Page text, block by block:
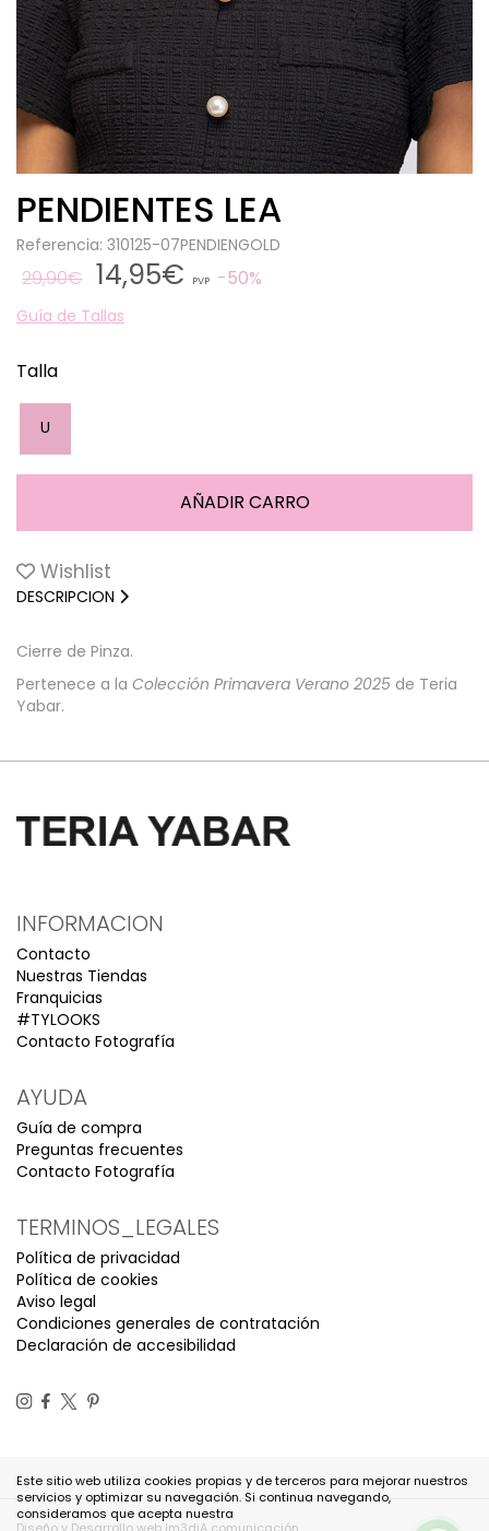
PENDIENTES LEA
Referencia: 310125-07PENDIENGOLD
29,90€ 14,95€ PVP 50%
Guía de Tallas
Talla
U
Wishlist
DESCRIPCION
Cierre de Pinza.
Pertenece a la Colección Primavera Verano 2025 de Teria
Yabar.
INFORMACION
Contacto
Nuestras Tiendas
Franquicias
#TYLOOKS
Contacto Fotografía
AYUDA
Guía de compra
Preguntas frecuentes
Contacto Fotografía
TERMINOS_LEGALES
Política de privacidad
Política de cookies
Aviso legal
Condiciones generales de contratación
Declaración de accesibilidad
Este sitio web utiliza cookies propias y de terceros para mejorar nuestros
servicios y optimizar su navegación. Si continua navegando,
consideramos que acepta nuestra